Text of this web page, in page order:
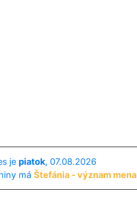
je piatok, 07.08.2026
má Štefánia - význam mena